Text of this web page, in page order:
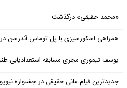
«محمد حقیقی» درگذشت
همراهی اسکورسیزی با پل توماس ٱندرسن
یوسف تیموری مجری مسابقه استعدادیابی
جدیدترین فیلم مانی حقیقی در جشنواره